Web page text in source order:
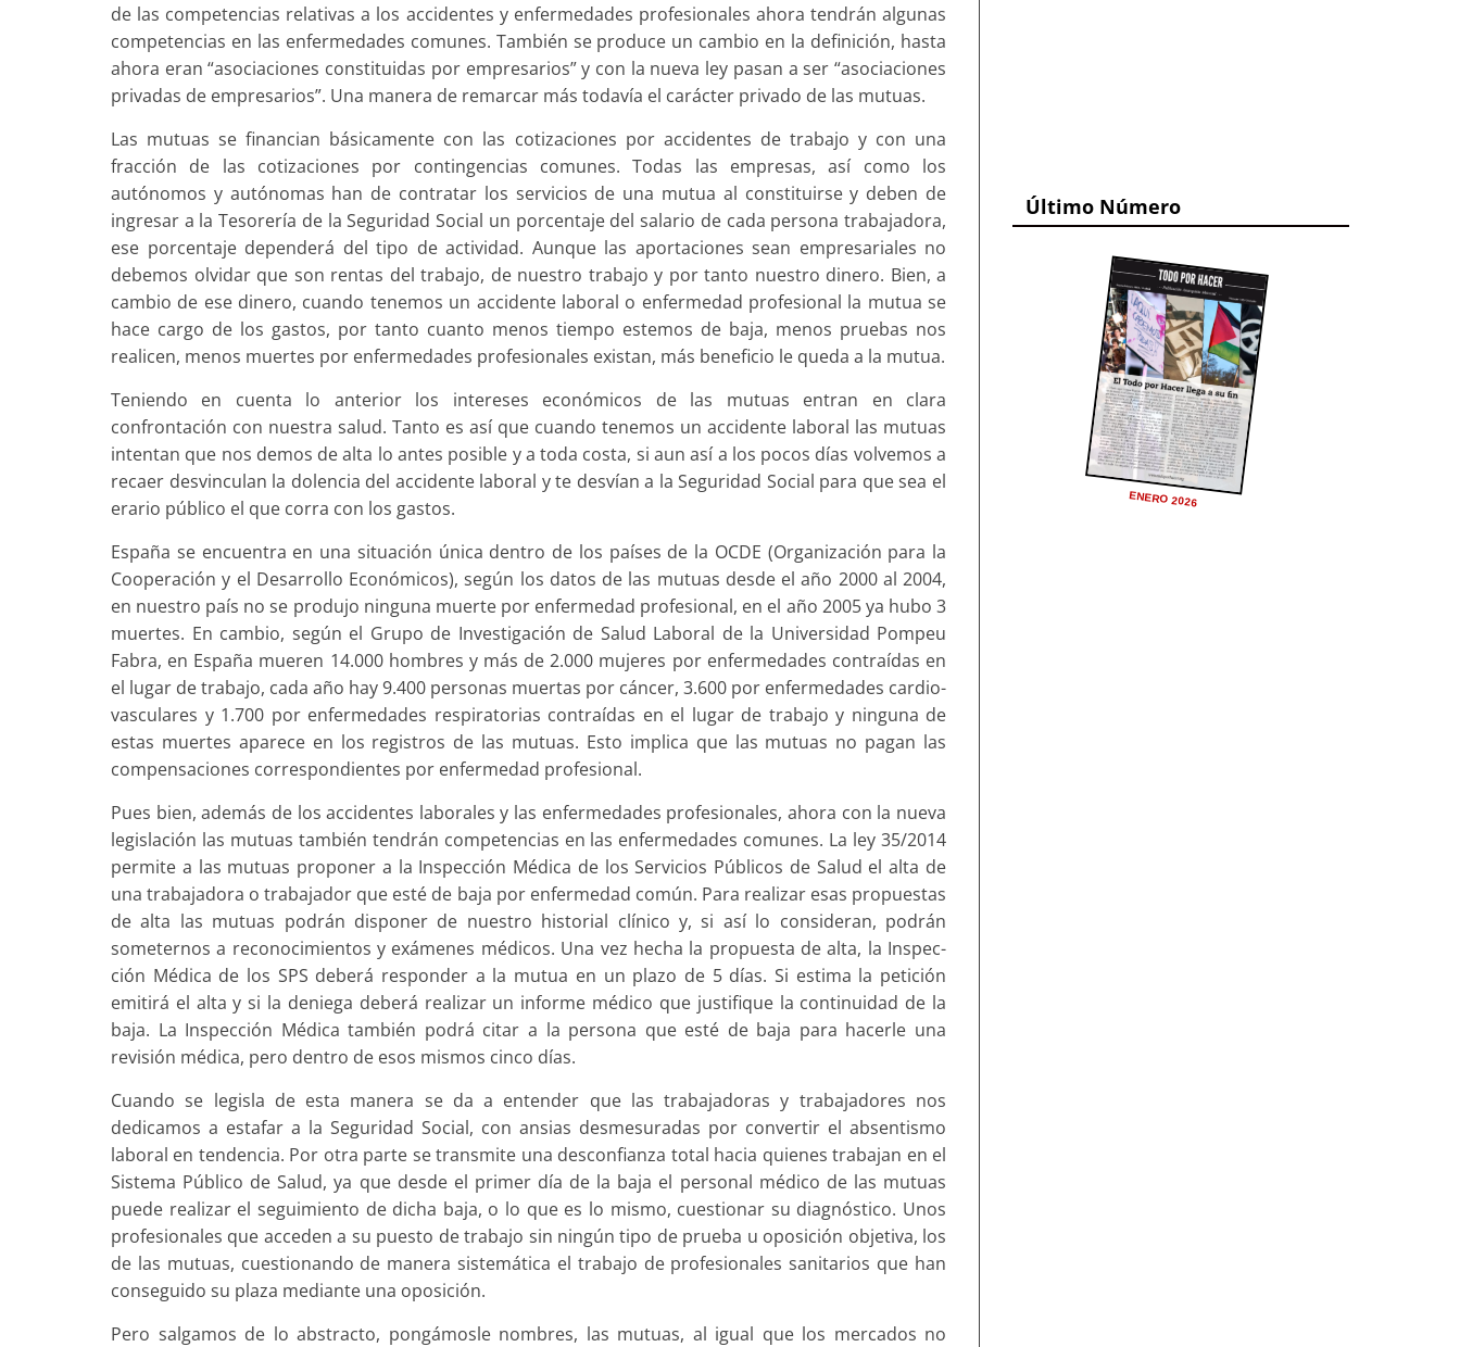
de las competencias relativas a los accidentes y enfermedades profesionales ahora tendrán algunas
competencias en las enfermedades comunes. También se produce un cambio en la definición, hasta
ahora eran “asociaciones constituidas por empresarios” y con la nueva ley pasan a ser “asociaciones
privadas de empresarios”. Una manera de remarcar más todavía el carácter privado de las mutuas.
Las mutuas se financian básicamente con las cotizaciones por ac­cidentes de trabajo y con una
fracción de las cotizaciones por con­tingencias comunes. Todas las empresas, así como los
autónomos y autónomas han de contratar los servicios de una mutua al constituirse y deben de
ingresar a la Tesorería de la Seguridad Social un porcen­taje del salario de cada persona trabajadora,
ese porcentaje dependerá del tipo de actividad. Aunque las aportaciones sean empresariales no
debemos olvidar que son rentas del trabajo, de nuestro trabajo y por tanto nuestro dinero. Bien, a
cambio de ese dinero, cuando tenemos un accidente laboral o enfermedad profesional la mutua se
hace cargo de los gastos, por tanto cuanto menos tiempo estemos de baja, menos pruebas nos
realicen, menos muertes por enfermedades profesionales existan, más beneficio le queda a la mutua.
Teniendo en cuenta lo anterior los intereses económicos de las mutuas entran en clara
confrontación con nuestra salud. Tanto es así que cuando tenemos un accidente laboral las mutuas
intentan que nos demos de alta lo antes posible y a toda costa, si aun así a los pocos días volvemos a
recaer desvinculan la dolencia del accidente laboral y te desvían a la Seguridad Social para que sea el
erario público el que corra con los gastos.
España se encuentra en una situación única dentro de los paí­ses de la OCDE (Organización para la
Cooperación y el Desarrollo Económicos), según los datos de las mutuas desde el año 2000 al 2004,
en nuestro país no se produjo ninguna muerte por enfermedad profesional, en el año 2005 ya hubo 3
muertes. En cambio, según el Grupo de Investigación de Salud Laboral de la Universidad Pompeu
Fabra, en España mueren 14.000 hombres y más de 2.000 muje­res por enfermedades contraídas en
el lugar de trabajo, cada año hay 9.400 personas muertas por cáncer, 3.600 por enfermedades cardio­
vasculares y 1.700 por enfermedades respiratorias contraídas en el lugar de trabajo y ninguna de
estas muertes aparece en los registros de las mutuas. Esto implica que las mutuas no pagan las
compensa­ciones correspondientes por enfermedad profesional.
Pues bien, además de los accidentes laborales y las enfermeda­des profesionales, ahora con la nueva
legislación las mutuas tam­bién tendrán competencias en las enfermedades comunes. La ley 35/2014
permite a las mutuas proponer a la Inspección Médica de los Servicios Públicos de Salud el alta de
una trabajadora o traba­jador que esté de baja por enfermedad común. Para realizar esas propuestas
de alta las mutuas podrán disponer de nuestro historial clínico y, si así lo consideran, podrán
someternos a reconocimientos y exámenes médicos. Una vez hecha la propuesta de alta, la Inspec­
ción Médica de los SPS deberá responder a la mutua en un plazo de 5 días. Si estima la petición
emitirá el alta y si la deniega deberá realizar un informe médico que justifique la continuidad de la
baja. La Inspección Médica también podrá citar a la persona que esté de baja para hacerle una
revisión médica, pero dentro de esos mismos cinco días.
Cuando se legisla de esta manera se da a entender que las tra­bajadoras y trabajadores nos
dedicamos a estafar a la Seguridad Social, con ansias desmesuradas por convertir el absentismo
laboral en tendencia. Por otra parte se transmite una desconfianza total hacia quienes trabajan en el
Sistema Público de Salud, ya que desde el primer día de la baja el personal médico de las mutuas
puede realizar el seguimiento de dicha baja, o lo que es lo mis­mo, cuestionar su diagnóstico. Unos
profesionales que acceden a su puesto de trabajo sin ningún tipo de prueba u oposición objetiva, los
de las mutuas, cuestionando de manera sistemática el trabajo de profesionales sanitarios que han
conseguido su plaza mediante una oposición.
Pero salgamos de lo abstracto, pongámosle nombres, las mutuas, al igual que los mercados no
Último Número
ENERO 2026